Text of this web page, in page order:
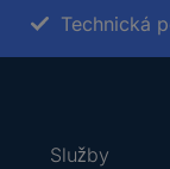
Technická
Služby